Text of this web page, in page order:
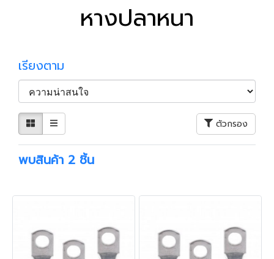
หางปลาหนา
เรียงตาม
ตัวกรอง
พบสินค้า 2 ชิ้น